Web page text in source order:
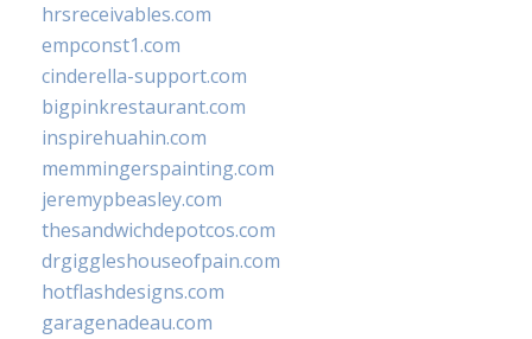
hrsreceivables.com
empconst1.com
cinderella-support.com
bigpinkrestaurant.com
inspirehuahin.com
memmingerspainting.com
jeremypbeasley.com
thesandwichdepotcos.com
drgiggleshouseofpain.com
hotflashdesigns.com
garagenadeau.com